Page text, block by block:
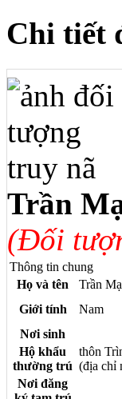
Chi tiết
Trần
(Đối
Thông tin chung
Họ và tên
Trần
Giới tính
Nam
Nơi sinh
Hộ khẩu
thường trú
thôn
(địa chỉ
Nơi đăng